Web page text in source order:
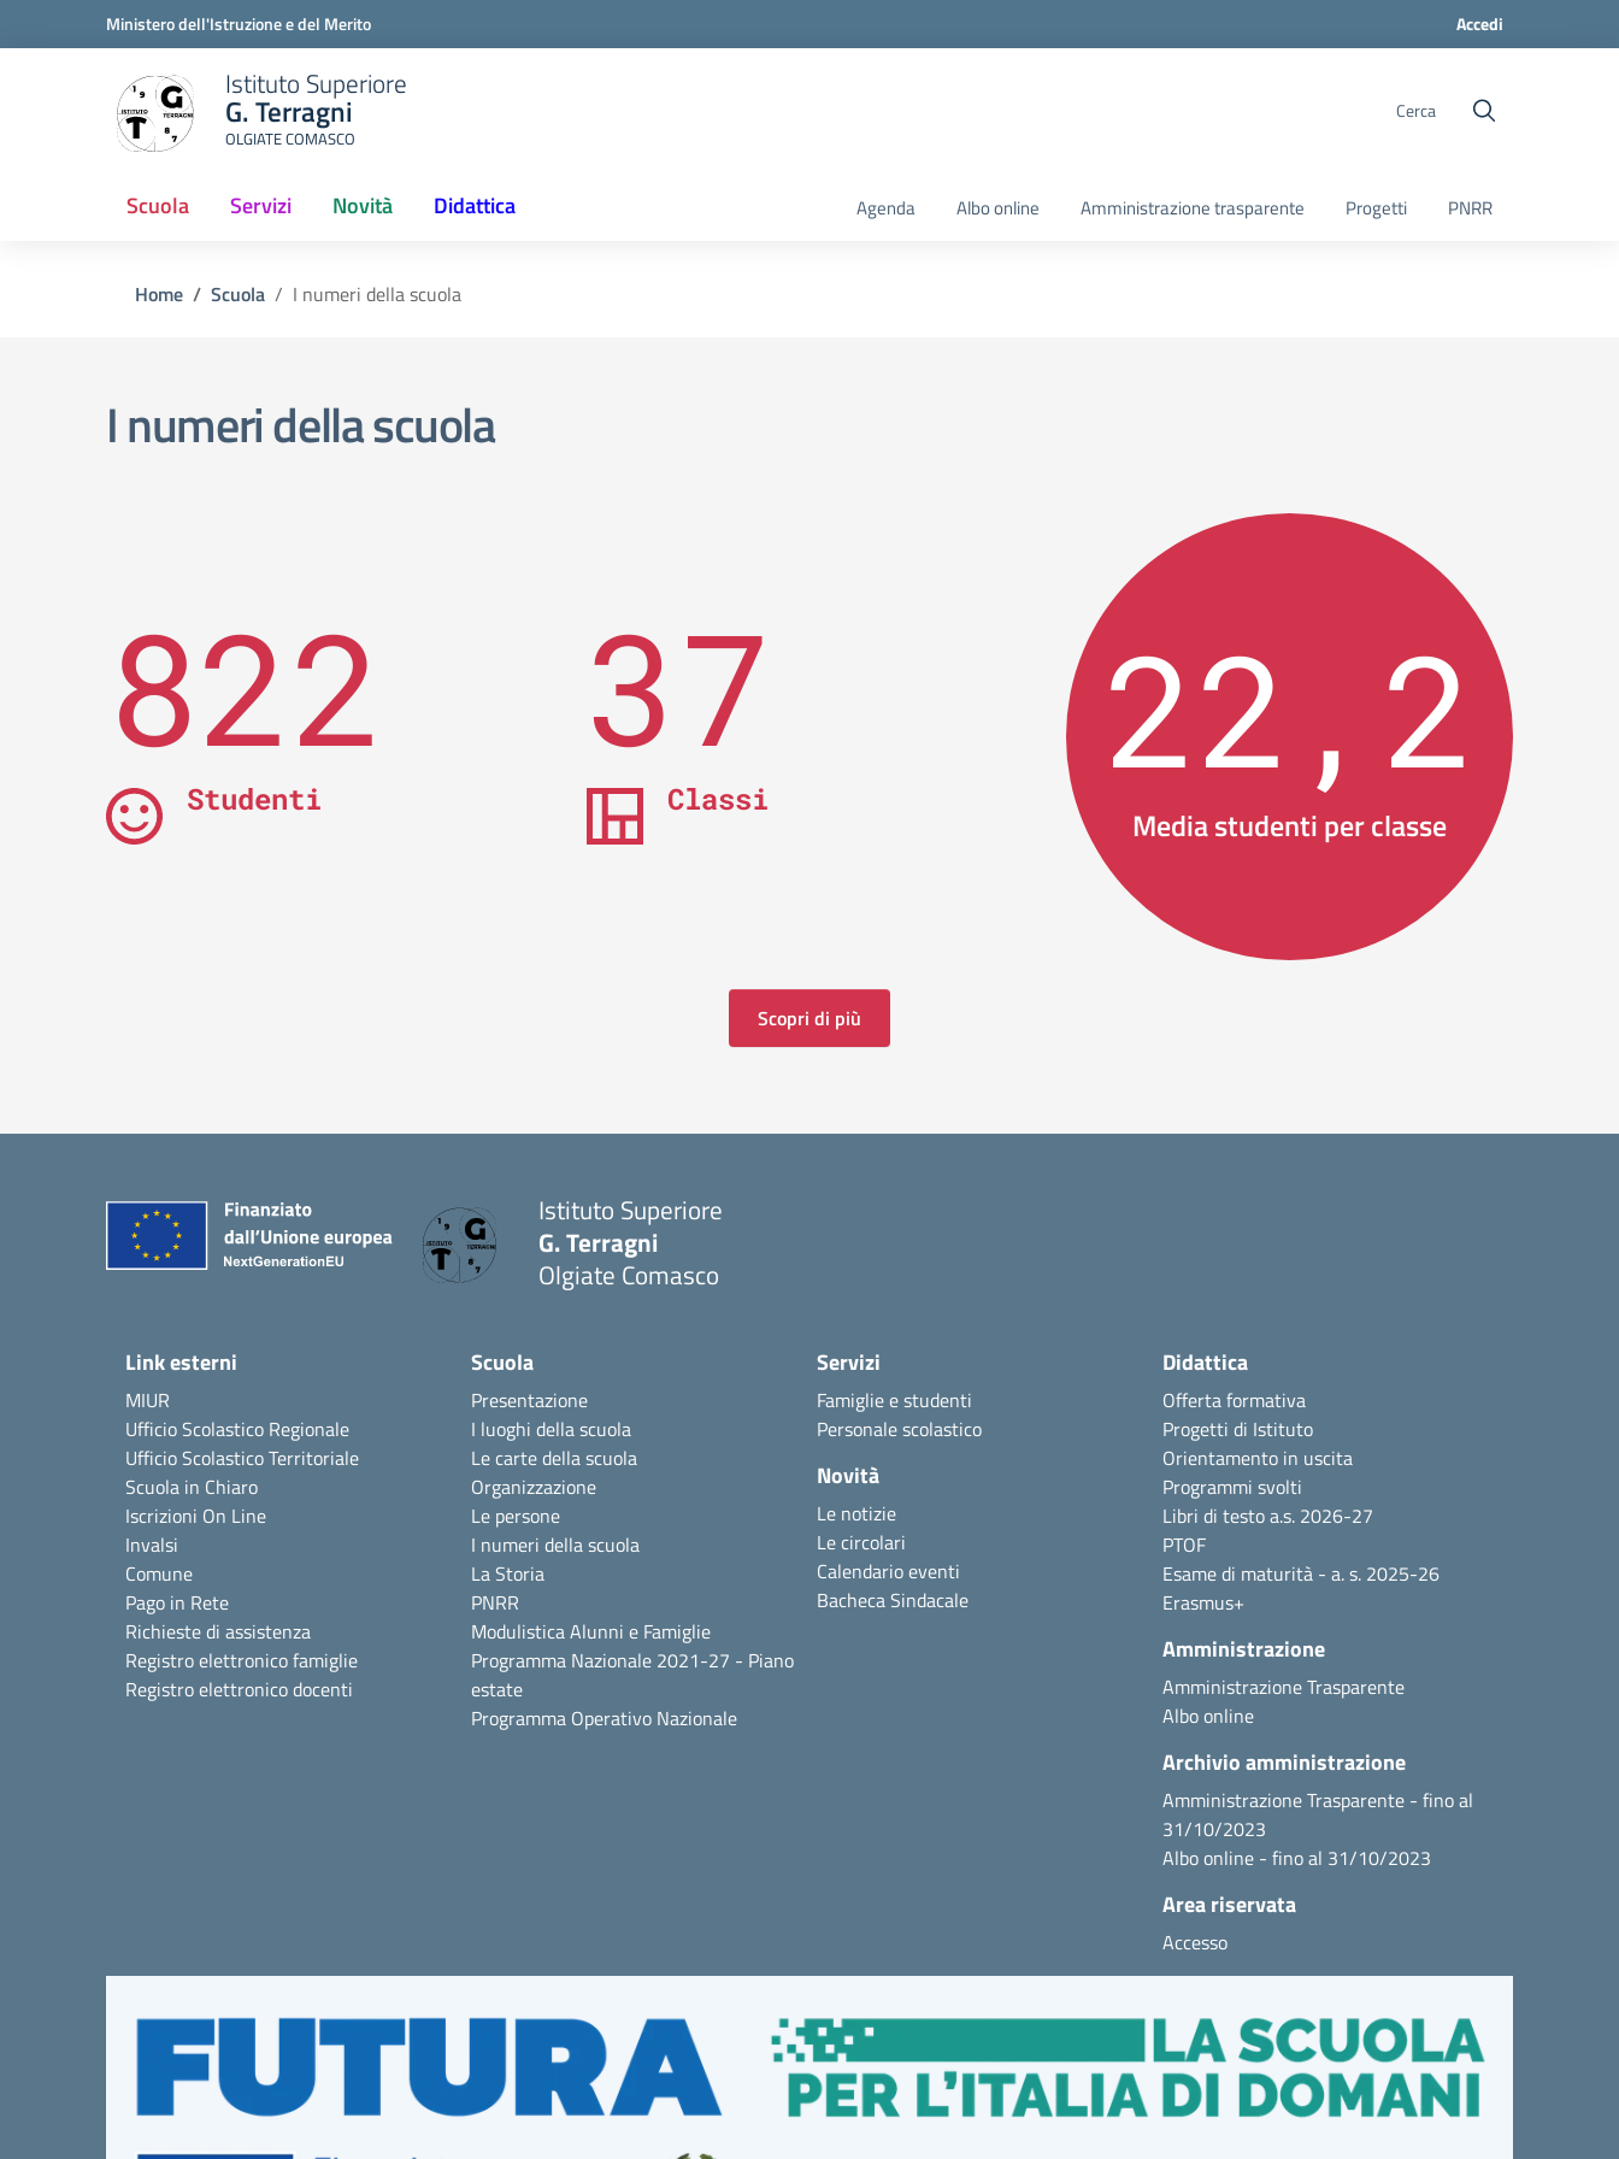
Ministero dell'Istruzione e del Merito Accedi
Istituto Superiore
G. Terragni
OLGIATE COMASCO
Cerca
Scuola Servizi Novità Didattica Agenda Albo online Amministrazione trasparente Progetti PNRR
Home Scuola I numeri della scuola
I numeri della scuola
822
Studenti
37
Classi 22,2
Media studenti per classe
Scopri di più
Istituto Superiore
G. Terragni
Olgiate Comasco
Link esterni
MIUR
Ufficio Scolastico Regionale
Ufficio Scolastico Territoriale
Scuola in Chiaro
Iscrizioni On Line
Invalsi
Comune
Pago in Rete
Richieste di assistenza
Registro elettronico famiglie
Registro elettronico docenti
Scuola
Presentazione
I luoghi della scuola
Le carte della scuola
Organizzazione
Le persone
I numeri della scuola
La Storia
PNRR
Modulistica Alunni e Famiglie
Programma Nazionale 2021-27 - Piano
estate
Programma Operativo Nazionale
Servizi
Famiglie e studenti
Personale scolastico
Novità
Le notizie
Le circolari
Calendario eventi
Bacheca Sindacale
Didattica
Offerta formativa
Progetti di Istituto
Orientamento in uscita
Programmi svolti
Libri di testo a.s. 2026-27
PTOF
Esame di maturità - a. s. 2025-26
Erasmus+
Amministrazione
Amministrazione Trasparente
Albo online
Archivio amministrazione
Amministrazione Trasparente - fino al
31/10/2023
Albo online - fino al 31/10/2023
Area riservata
Accesso